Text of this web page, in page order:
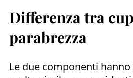
Differenza tra
parabrezza
Le due componenti